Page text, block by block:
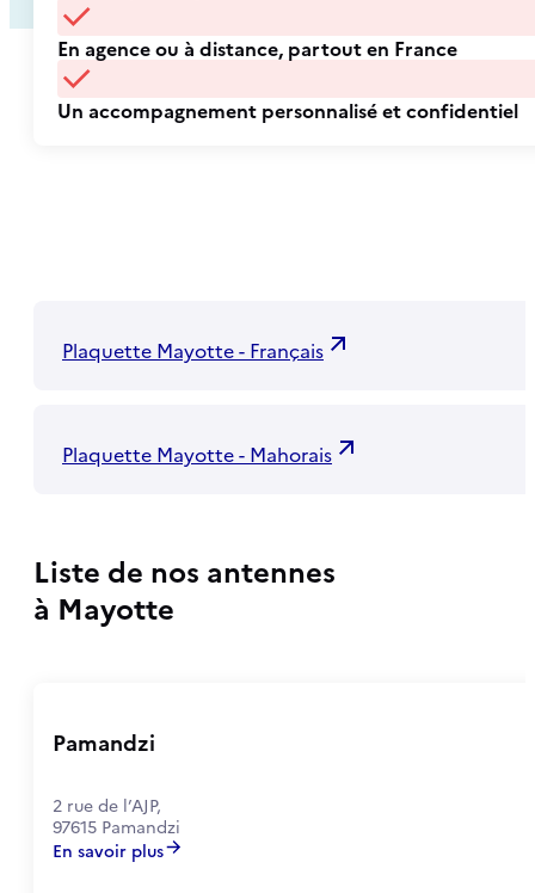
En agence ou à distance, partout en France
Un accompagnement personnalisé et confidentiel
Plaquette Mayotte - Français
Plaquette Mayotte - Mahorais
Liste de nos antennes
à Mayotte
Pamandzi
2 rue de l’AJP,
97615 Pamandzi
En savoir plus